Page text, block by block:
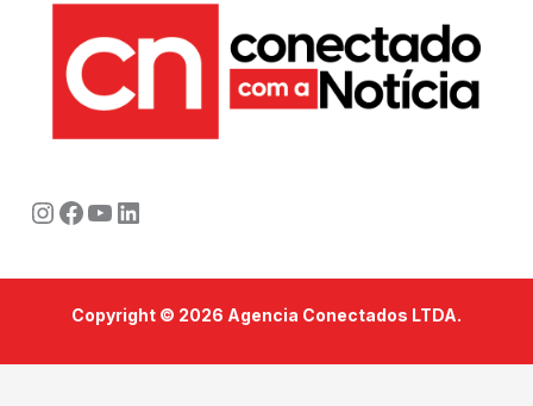
Instagram
Facebook
Youtube
LinkedIn
Copyright © 2026 Agencia Conectados LTDA.